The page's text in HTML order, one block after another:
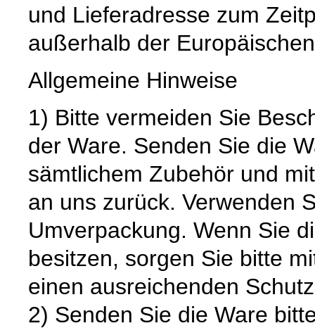
und Lieferadresse zum
außerhalb der
Allgemeine Hinweise
1) Bitte vermeiden Sie
der Ware. Senden Sie die
sämtlichem Zubehör und
an uns zurück. Verwenden
Umverpackung. Wenn Sie
besitzen, sorgen Sie bitte
einen ausreichenden
2) Senden Sie die Ware